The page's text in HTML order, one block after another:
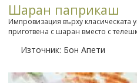
Шаран паприкаш
Импровизация върху класическата
приготвена с шаран вместо с
Източник: Бон Апети